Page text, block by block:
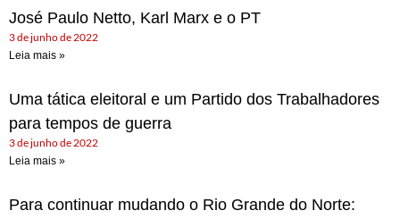
José Paulo Netto, Karl Marx e o PT
3 de junho de 2022
Leia mais »
Uma tática eleitoral e um Partido dos Trabalhadores
para tempos de guerra
3 de junho de 2022
Leia mais »
Para continuar mudando o Rio Grande do Norte: